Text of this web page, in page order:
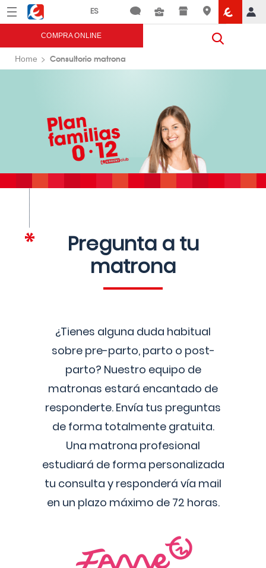
Menú Eroski
COMPRA ONLINE
Home Consultorio matrona
Pregunta a tu
matrona
¿Tienes alguna duda habitual
sobre pre-parto, parto o post-
parto? Nuestro equipo de
matronas estará encantado de
responderte. Envía tus preguntas
de forma totalmente gratuita.
Una matrona profesional
estudiará de forma personalizada
tu consulta y responderá vía mail
en un plazo máximo de 72 horas.